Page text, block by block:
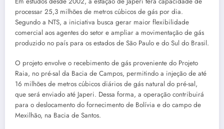
processar 25,3 milhões de metros cúbicos de gás por dia.
Segundo a NTS, a iniciativa busca gerar maior flexibilidade
comercial aos agentes do setor e ampliar a movimentação de gás
produzido no país para os estados de São Paulo e do Sul do Brasil.
O projeto envolve o recebimento de gás proveniente do Projeto
Raia, no pré-sal da Bacia de Campos, permitindo a injeção de até
16 milhões de metros cúbicos diários de gás natural do pré-sal,
que será enviado até Japeri. Dessa forma, a operação contribuirá
para o deslocamento do fornecimento de Bolívia e do campo de
Mexilhão, na Bacia de Santos.